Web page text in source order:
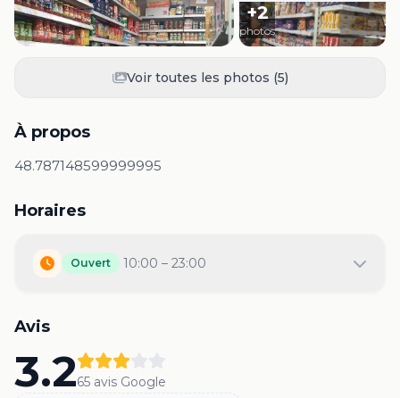
+2
photos
Voir toutes les photos (5)
À propos
48.787148599999995
Horaires
Ouvert 10:00 – 23:00
Avis
3.265 avis Google